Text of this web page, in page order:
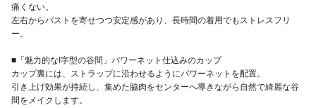
痛くない。
左右からバストを寄せつつ安定感があり、長時間の着用でもストレスフリ
ー。
■「魅力的なI字型の谷間」パワーネット仕込みのカップ
カップ裏には、ストラップに沿わせるようにパワーネットを配置。
引き上げ効果が持続し、集めた脇肉をセンターへ導きながら自然で綺麗な谷
間をメイクします。